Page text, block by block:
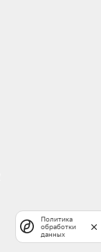
Политика
обработки
данных